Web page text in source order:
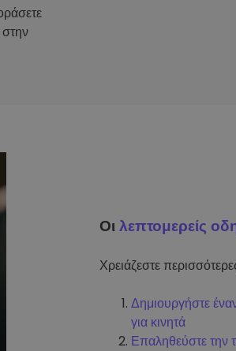
Οιλεπτομερείς
Χρειάζεστε
Δημιουργήστε
για κινητά
Επαληθεύστε την